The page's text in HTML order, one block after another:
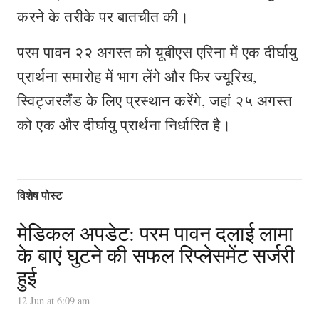
करने के तरीके पर बातचीत की।
परम पावन २२ अगस्त को यूबीएस एरिना में एक दीर्घायु
प्रार्थना समारोह में भाग लेंगे और फिर ज्यूरिख,
स्विट्जरलैंड के लिए प्रस्थान करेंगे, जहां २५ अगस्त
को एक और दीर्घायु प्रार्थना निर्धारित है।
विशेष पोस्ट
मेडिकल अपडेट: परम पावन दलाई लामा
के बाएं घुटने की सफल रिप्लेसमेंट सर्जरी
हुई
12 Jun at 6:09 am